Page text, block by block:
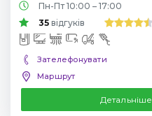
Пн-Пт 10:00 – 17:00
35 відгуків
Зателефонувати
Маршрут
Детальніше